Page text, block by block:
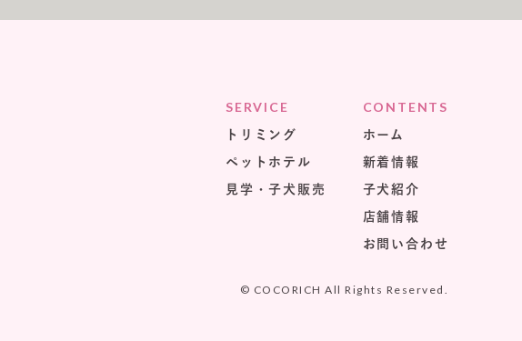
SERVICE
トリミング
ペットホテル
見学・子犬販売
CONTENTS
ホーム
新着情報
子犬紹介
店舗情報
お問い合わせ
© COCORICH All Rights Reserved.